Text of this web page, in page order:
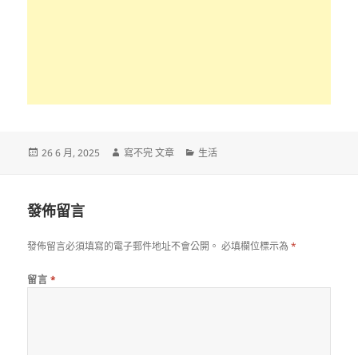
發
26 6 月, 2025
作
寫不完 文章
分
生活
發佈留言
發佈留言必須填寫的電子郵件地址不會公開。 必填欄位標示為*
留言 *